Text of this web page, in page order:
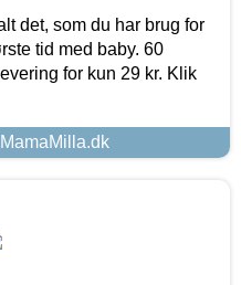
det, som du har brug for
tid med baby. 60
for kun 29 kr. Klik